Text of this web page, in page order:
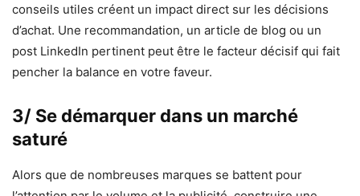
conseils utiles créent un impact direct sur les décisions
d’achat. Une recommandation, un article de blog ou un
post LinkedIn pertinent peut être le facteur décisif qui fait
pencher la balance en votre faveur.
3/ Se démarquer dans un marché
saturé
Alors que de nombreuses marques se battent pour